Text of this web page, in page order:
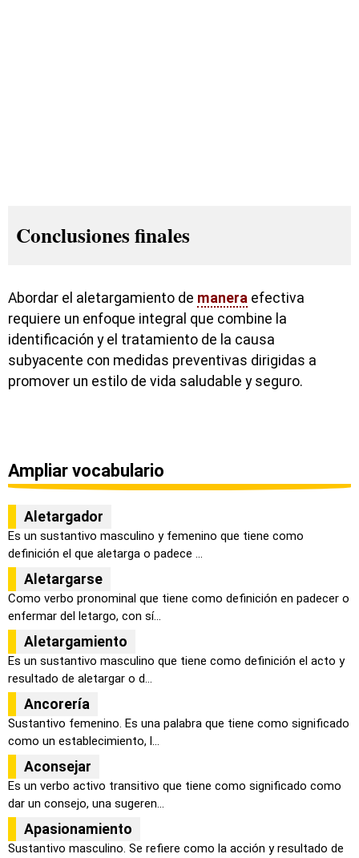
Conclusiones finales
Abordar el aletargamiento de manera efectiva
requiere un enfoque integral que combine la
identificación y el tratamiento de la causa
subyacente con medidas preventivas dirigidas a
promover un estilo de vida saludable y seguro.
Ampliar vocabulario
Aletargador
Es un sustantivo masculino y femenino que tiene como
definición el que aletarga o padece ...
Aletargarse
Como verbo pronominal que tiene como definición en padecer o
enfermar del letargo, con sí...
Aletargamiento
Es un sustantivo masculino que tiene como definición el acto y
resultado de aletargar o d...
Ancorería
Sustantivo femenino. Es una palabra que tiene como significado
como un establecimiento, l...
Aconsejar
Es un verbo activo transitivo que tiene como significado como
dar un consejo, una sugeren...
Apasionamiento
Sustantivo masculino. Se refiere como la acción y resultado de